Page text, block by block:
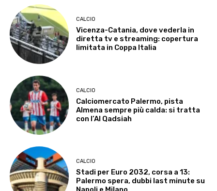
CALCIO
Vicenza-Catania, dove vederla in
diretta tv e streaming: copertura
limitata in Coppa Italia
CALCIO
Calciomercato Palermo, pista
Almena sempre più calda: si tratta
con l’Al Qadsiah
CALCIO
Stadi per Euro 2032, corsa a 13:
Palermo spera, dubbi last minute su